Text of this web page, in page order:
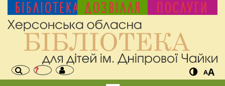
БІБЛІОТЕКА ДОЗВІЛЛЯ ПОСЛУГИ
AA